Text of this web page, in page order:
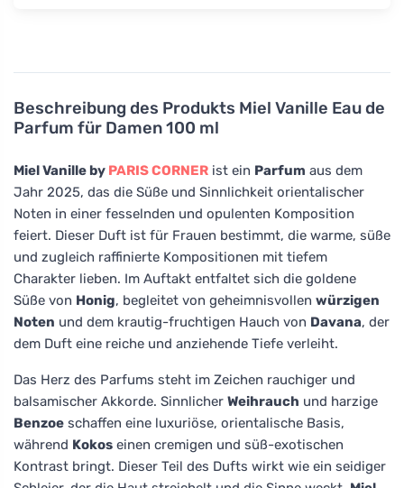
Beschreibung des Produkts Miel Vanille Eau de
Parfum für Damen 100 ml
Miel Vanille by PARIS CORNER ist ein Parfum aus dem
Jahr 2025, das die Süße und Sinnlichkeit orientalischer
Noten in einer fesselnden und opulenten Komposition
feiert. Dieser Duft ist für Frauen bestimmt, die warme, süße
und zugleich raffinierte Kompositionen mit tiefem
Charakter lieben. Im Auftakt entfaltet sich die goldene
Süße von Honig, begleitet von geheimnisvollen würzigen
Noten und dem krautig-fruchtigen Hauch von Davana, der
dem Duft eine reiche und anziehende Tiefe verleiht.
Das Herz des Parfums steht im Zeichen rauchiger und
balsamischer Akkorde. Sinnlicher Weihrauch und harzige
Benzoe schaffen eine luxuriöse, orientalische Basis,
während Kokos einen cremigen und süß-exotischen
Kontrast bringt. Dieser Teil des Dufts wirkt wie ein seidiger